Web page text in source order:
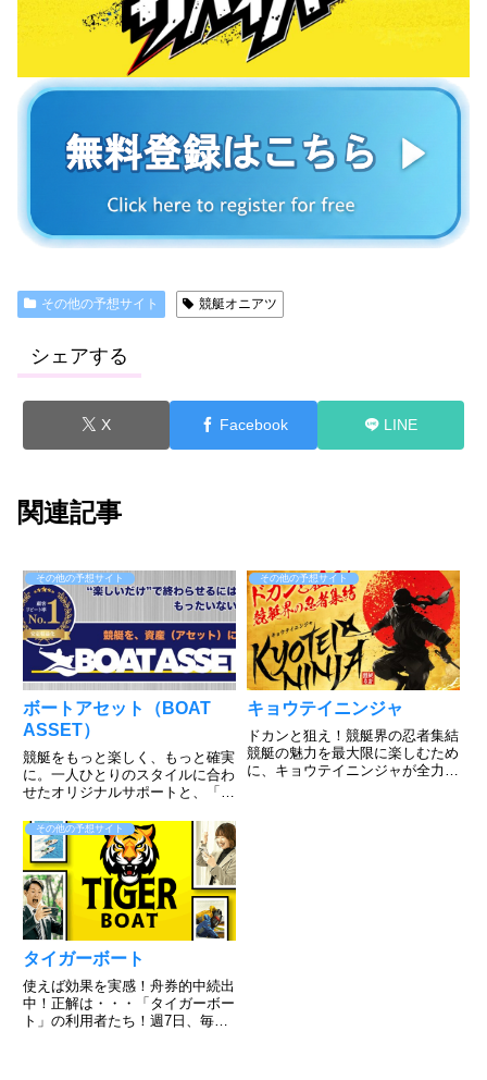
その他の予想サイト 競艇オニアツ
シェアする
X Facebook LINE
関連記事
その他の予想サイト
ボートアセット（BOAT
ASSET）
競艇をもっと楽しく、もっと確実
に。一人ひとりのスタイルに合わ
せたオリジナルサポートと、「運
く、ボートアセット独自の戦略的
運用メソッド。プロ監修の買い目
情報とともに、あなたの資産形成
型競艇投資を全力でサポートし
ま...
その他の予想サイト
キョウテイニンジャ
ドカンと狙え！競艇界の忍者集結
競艇の魅力を最大限に楽しむため
に、キョウテイニンジャが全力で
その他の予想サイト
タイガーボート
使えば効果を実感！舟券的中続出
中！正解は・・・「タイガーボー
ト」の利用者たち！週7日、毎日